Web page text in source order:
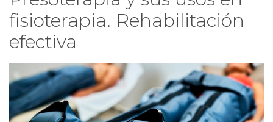
fisioterapia. Rehabilitación
efectiva